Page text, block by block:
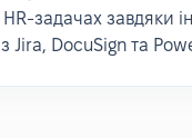
задачах завдяки
Jira, DocuSign та